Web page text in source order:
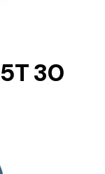
30